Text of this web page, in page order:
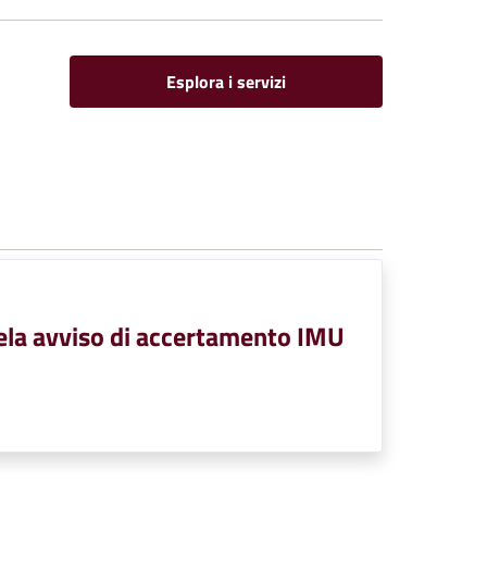
Esplora i servizi
avviso di accertamento IMU